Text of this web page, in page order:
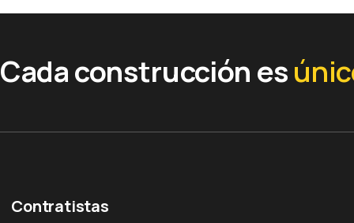
Cada construcción es
Contratistas